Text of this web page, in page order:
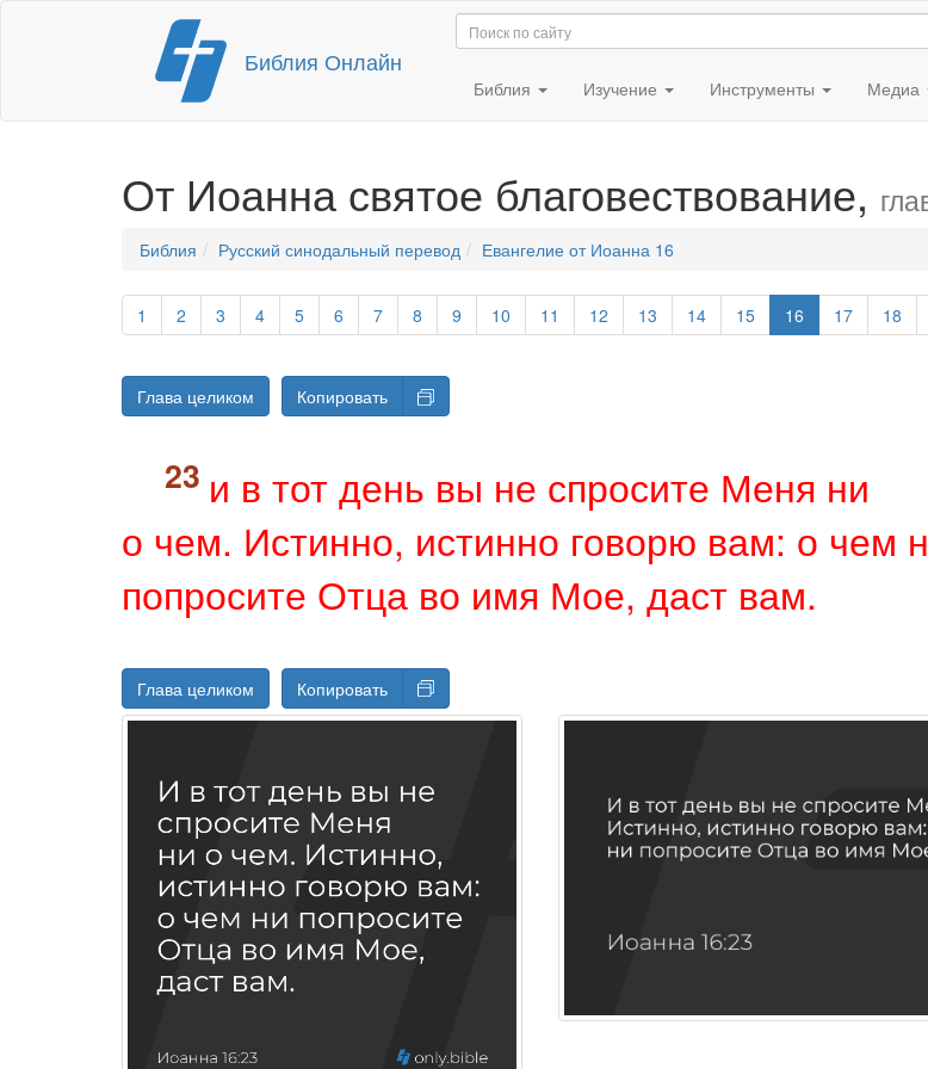
Перейти
содержимому
Библия Онлайн
Библия Изучение Инструменты Медиа
От Иоанна святое благовествование,
Библия Русский синодальный перевод Евангелие от Иоанна 16
1 2 3 4 5 6 7 8 9 10 11 12 13 14 15 16 17 18
Глава целиком Копировать
и в тот день вы не спросите Меня ни
о чем. Истинно, истинно говорю вам: о чем
попросите Отца во имя Мое, даст вам.
Глава целиком Копировать